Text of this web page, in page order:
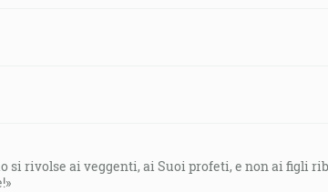
si rivolse ai veggenti, ai Suoi profeti, e non ai figli